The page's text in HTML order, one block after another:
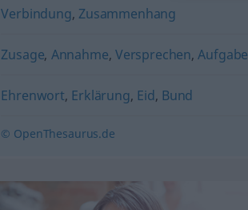
Verbindung, Zusammenhang
Zusage, Annahme, Versprechen,Aufgabe
Ehrenwort, Erklärung, Eid, Bund
© OpenThesaurus.de